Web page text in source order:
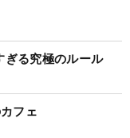
る究極のルール
フェ